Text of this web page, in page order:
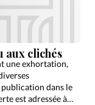
aux clichés
une exhortation,
dans le
est adressée à